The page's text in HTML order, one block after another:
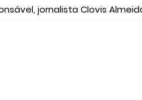
jornalista Clovis